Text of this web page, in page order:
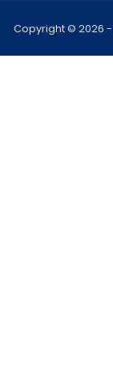
Copyright © 2026 -